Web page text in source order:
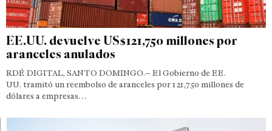
EE.UU. devuelve US$121,750 millones por
aranceles anulados
RDÉ DIGITAL, SANTO DOMINGO.– El Gobierno de EE.
UU. tramitó un reembolso de aranceles por 121,750 millones de
dólares a empresas…